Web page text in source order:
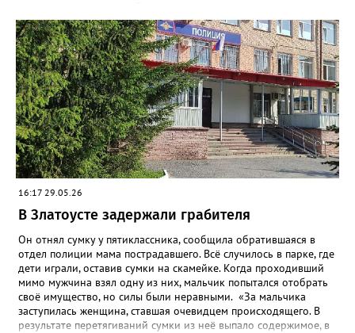
определили круг подозреваемых и приняли меры к их
розыску», - сообщили в златоустовском ОМВД. Вскоре
оперативники задержали двух мужчин 21 и 23 лет. Не
работающие, ранее судимые за преступления имущественного
характера граждане признались: колонку успели продать, а
деньги – потратить. Подозреваемых отправили под стражу, а
колонку разыскали, изъяли и после завершения всех
следственных мероприятий вернут законной владелице.
16:17 29.05.26
В Златоусте задержали грабителя
Он отнял сумку у пятиклассника, сообщила обратившаяся в
отдел полиции мама пострадавшего. Всё случилось в парке, где
дети играли, оставив сумки на скамейке. Когда проходивший
мимо мужчина взял одну из них, мальчик попытался отобрать
своё имущество, но силы были неравными. «За мальчика
заступилась женщина, ставшая очевидцем происходящего. В
результате перетягиваний сумки из неё выпало содержимое, в